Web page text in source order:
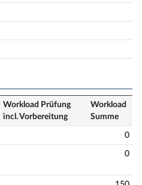
Workload Prüfung
incl. Vorbereitung
Workload
Summe
0
0